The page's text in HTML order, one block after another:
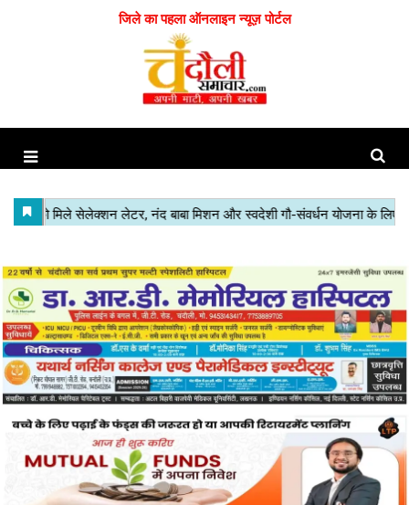
जिले का पहला ऑनलाइन न्यूज़ पोर्टल